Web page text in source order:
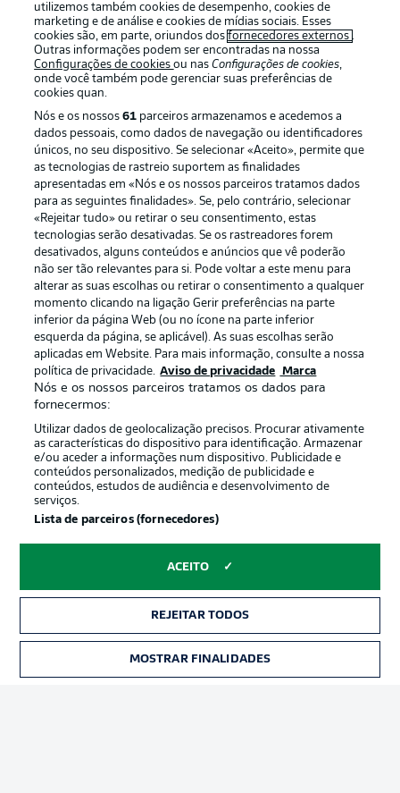
Login
Football as it’s meant to be
APLICATIVO DA BUNDESLIGA
Oferecido por
Gerir preferências Aviso de privacidade
Termos de uso Emissoras
utilizemos também cookies de desempenho, cookies de
marketing e de análise e cookies de mídias sociais. Esses
cookies são, em parte, oriundos dosfornecedores externos .
Outras informações podem ser encontradas na nossa
Configurações de cookiesou nasConfigurações de cookies,
onde você também pode gerenciar suas preferências de
cookies quan.
Nós e os nossos61 parceiros armazenamos e acedemos a
dados pessoais, como dados de navegação ou identificadores
únicos, no seu dispositivo. Se selecionar «Aceito», permite que
as tecnologias de rastreio suportem as finalidades
apresentadas em «Nós e os nossos parceiros tratamos dados
para as seguintes finalidades». Se, pelo contrário, selecionar
«Rejeitar tudo» ou retirar o seu consentimento, estas
tecnologias serão desativadas. Se os rastreadores forem
desativados, alguns conteúdos e anúncios que vê poderão
não ser tão relevantes para si. Pode voltar a este menu para
alterar as suas escolhas ou retirar o consentimento a qualquer
momento clicando na ligação Gerir preferências na parte
inferior da página Web (ou no ícone na parte inferior
esquerda da página, se aplicável). As suas escolhas serão
aplicadas em Website. Para mais informação, consulte a nossa
política de privacidade. Aviso de privacidade Marca
Nós e os nossos parceiros tratamos os dados para
fornecermos:
Utilizar dados de geolocalização precisos. Procurar ativamente
as características do dispositivo para identificação. Armazenar
e/ou aceder a informações num dispositivo. Publicidade e
conteúdos personalizados, medição de publicidade e
conteúdos, estudos de audiência e desenvolvimento de
serviços.
Lista de parceiros (fornecedores)
ACEITO
REJEITAR TODOS
MOSTRAR FINALIDADES